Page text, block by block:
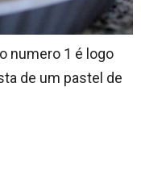
numero 1 é logo
de um pastel de